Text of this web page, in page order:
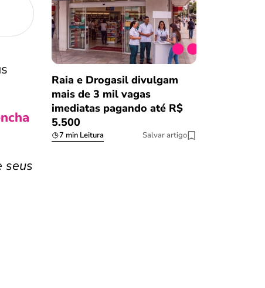
seus
Raia e Drogasil divulgam
mais de 3 mil vagas
imediatas pagando até R$
5.500
7 min Leitura Salvar artigo